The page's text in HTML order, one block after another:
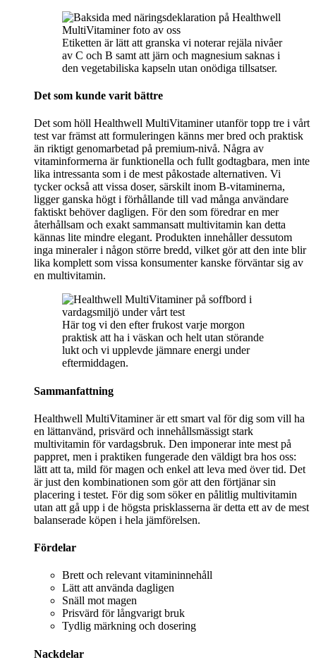
Etiketten är lätt att granska vi noterar rejäla nivåer
av C och B samt att järn och magnesium saknas i
den vegetabiliska kapseln utan onödiga tillsatser.
Det som kunde varit bättre
Det som höll Healthwell MultiVitaminer utanför topp tre i vårt
test var främst att formuleringen känns mer bred och praktisk
än riktigt genomarbetad på premium-nivå. Några av
vitaminformerna är funktionella och fullt godtagbara, men inte
lika intressanta som i de mest påkostade alternativen. Vi
tycker också att vissa doser, särskilt inom B-vitaminerna,
ligger ganska högt i förhållande till vad många användare
faktiskt behöver dagligen. För den som föredrar en mer
återhållsam och exakt sammansatt multivitamin kan detta
kännas lite mindre elegant. Produkten innehåller dessutom
inga mineraler i någon större bredd, vilket gör att den inte blir
lika komplett som vissa konsumenter kanske förväntar sig av
en multivitamin.
Här tog vi den efter frukost varje morgon
praktisk att ha i väskan och helt utan störande
lukt och vi upplevde jämnare energi under
eftermiddagen.
Sammanfattning
Healthwell MultiVitaminer är ett smart val för dig som vill ha
en lättanvänd, prisvärd och innehållsmässigt stark
multivitamin för vardagsbruk. Den imponerar inte mest på
pappret, men i praktiken fungerade den väldigt bra hos oss:
lätt att ta, mild för magen och enkel att leva med över tid. Det
är just den kombinationen som gör att den förtjänar sin
placering i testet. För dig som söker en pålitlig multivitamin
utan att gå upp i de högsta prisklasserna är detta ett av de mest
balanserade köpen i hela jämförelsen.
Fördelar
Brett och relevant vitamininnehåll
Lätt att använda dagligen
Snäll mot magen
Prisvärd för långvarigt bruk
Tydlig märkning och dosering
Nackdelar